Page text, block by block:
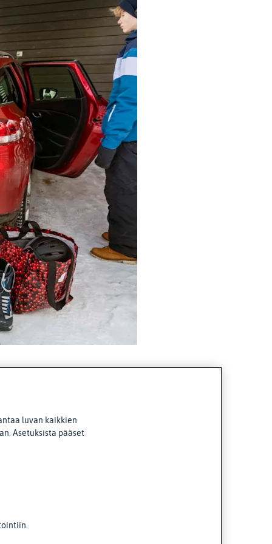
luvan kaikkien
Asetuksista pääset